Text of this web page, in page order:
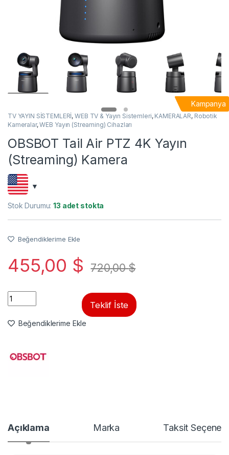
Kampanya
TV YAYIN SİSTEMLERİ,WEB TV & Yayın Sistemleri, KAMERALAR, Robotik
Kameralar,WEB Yayın (Streaming) Cihazları
OBSBOT Tail Air PTZ 4K Yayın
(Streaming) Kamera
Stok Durumu:13 adet stokta
Beğendiklerime Ekle
455,00 $ 720,00$
Quantity
Teklif İste
Beğendiklerime Ekle
Açıklama Marka Taksit